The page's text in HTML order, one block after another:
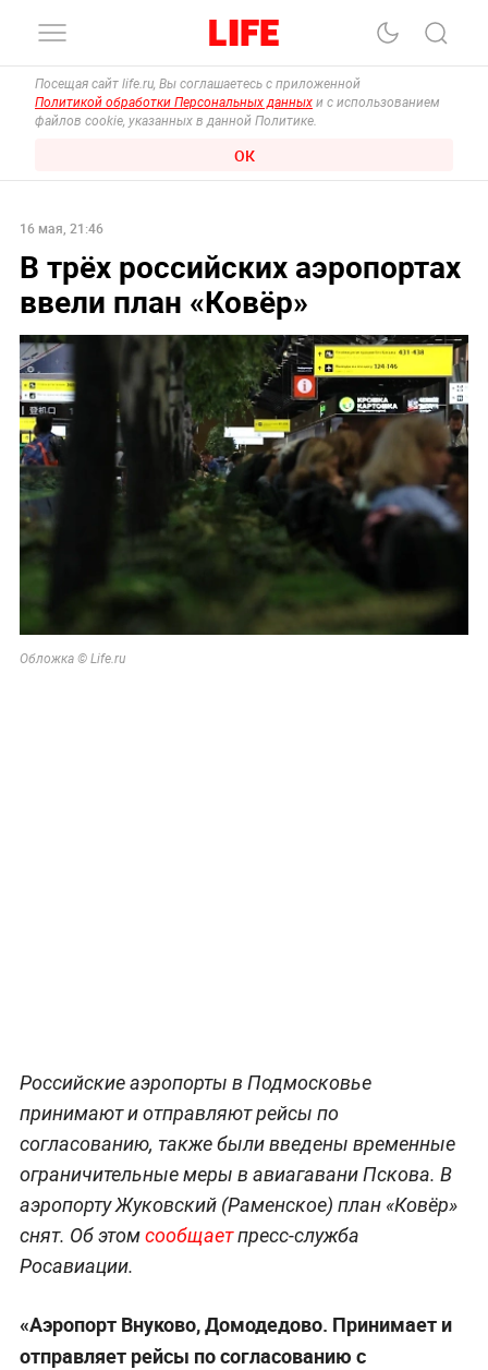
Посещая сайт life.ru, Вы соглашаетесь с приложенной
Политикой обработки Персональных данных и с использованием
файлов cookie, указанных в данной Политике.
ОК
16 мая, 21:46
В трёх российских аэропортах
ввели план «Ковёр»
Обложка © Life.ru
Российские аэропорты в Подмосковье
принимают и отправляют рейсы по
согласованию, также были введены временные
ограничительные меры в авиагавани Пскова. В
аэропорту Жуковский (Раменское) план «Ковёр»
снят. Об этомсообщаетпресс-служба
Росавиации.
«Аэропорт Внуково, Домодедово. Принимает и
отправляет рейсы по согласованию с